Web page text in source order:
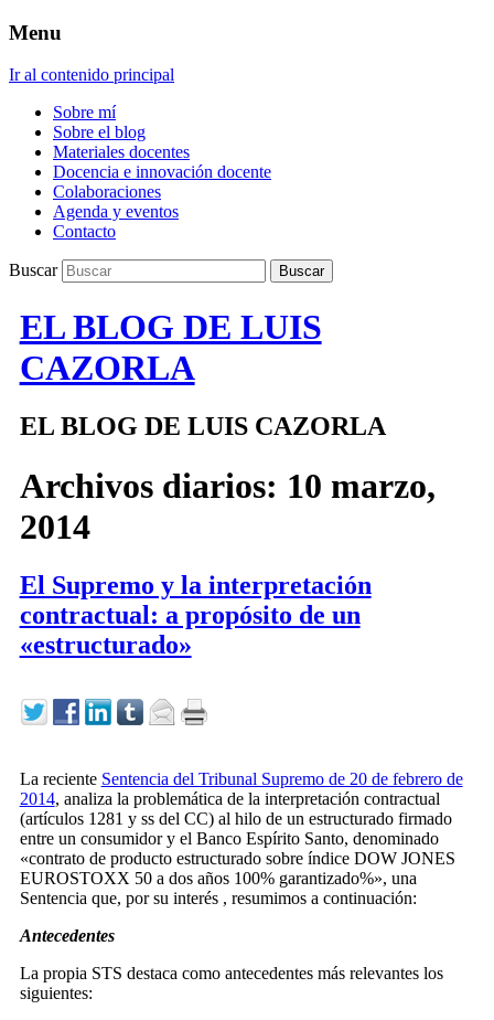
Menu
Ir al contenido principal
Sobre mí
Sobre el blog
Materiales docentes
Docencia e innovación docente
Colaboraciones
Agenda y eventos
Contacto
Buscar
EL BLOG DE LUIS
CAZORLA
EL BLOG DE LUIS CAZORLA
Archivos diarios: 10 marzo,
2014
El Supremo y la interpretación
contractual: a propósito de un
«estructurado»
La reciente Sentencia del Tribunal Supremo de 20 de febrero de
2014, analiza la problemática de la interpretación contractual
(artículos 1281 y ss del CC) al hilo de un estructurado firmado
entre un consumidor y el Banco Espírito Santo, denominado
«contrato de producto estructurado sobre índice DOW JONES
EUROSTOXX 50 a dos años 100% garantizado%», una
Sentencia que, por su interés , resumimos a continuación:
Antecedentes
La propia STS destaca como antecedentes más relevantes los
siguientes: